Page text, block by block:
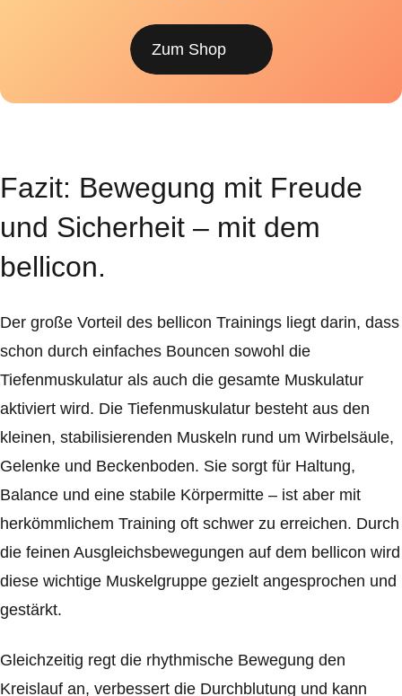
Zum Shop
Fazit: Bewegung mit Freude
und Sicherheit – mit dem
bellicon.
Der große Vorteil des bellicon Trainings liegt darin, dass
schon durch einfaches Bouncen sowohl die
Tiefenmuskulatur als auch die gesamte Muskulatur
aktiviert wird. Die Tiefenmuskulatur besteht aus den
kleinen, stabilisierenden Muskeln rund um Wirbelsäule,
Gelenke und Beckenboden. Sie sorgt für Haltung,
Balance und eine stabile Körpermitte – ist aber mit
herkömmlichem Training oft schwer zu erreichen. Durch
die feinen Ausgleichsbewegungen auf dem bellicon wird
diese wichtige Muskelgruppe gezielt angesprochen und
gestärkt.
Gleichzeitig regt die rhythmische Bewegung den
Kreislauf an, verbessert die Durchblutung und kann